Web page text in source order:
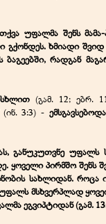
უფალმა შენს მამა-
ხმიადი
რადგან
(გამ. 12; ებრ.
(ინ. 3:3) -
განუკუთვნე
ყოველი პირმშო შენს
სახლიდან. როცა
უფალს მსხვერპლად
ეგვიპტიდან (გამ.